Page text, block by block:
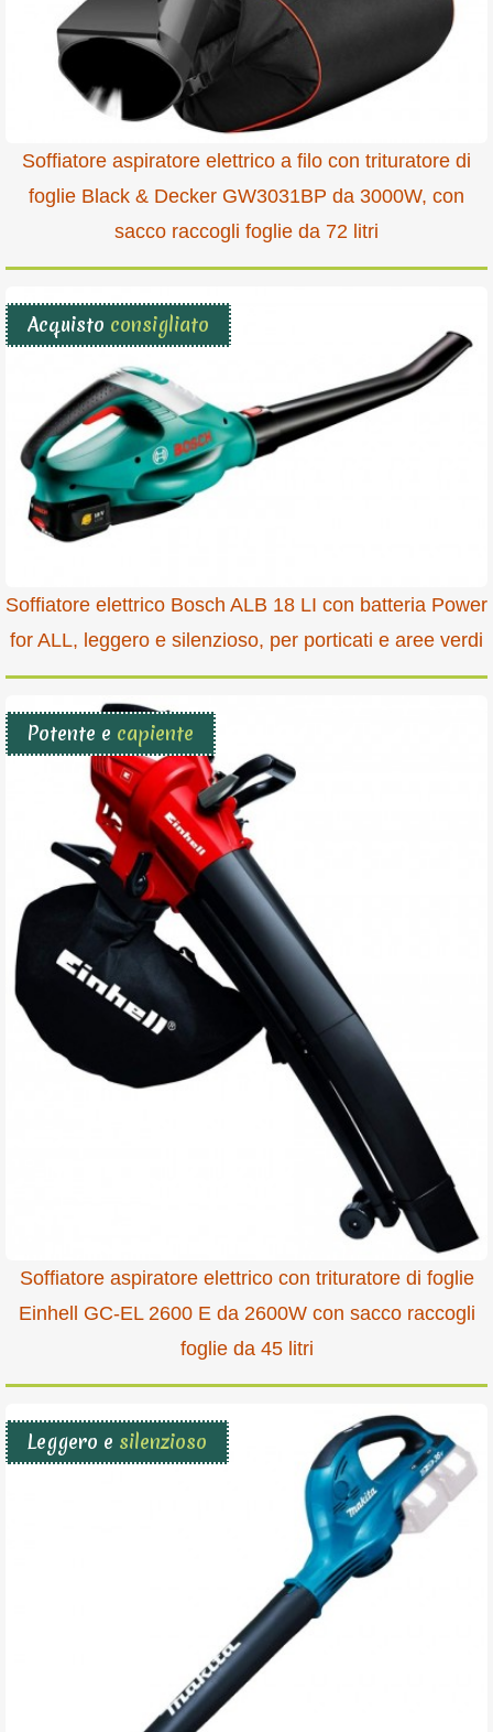
Soffiatore aspiratore elettrico a filo con trituratore di
foglie Black & Decker GW3031BP da 3000W, con
sacco raccogli foglie da 72 litri
Acquisto consigliato
Soffiatore elettrico Bosch ALB 18 LI con batteria Power
for ALL, leggero e silenzioso, per porticati e aree verdi
Potente e capiente
Soffiatore aspiratore elettrico con trituratore di foglie
Einhell GC-EL 2600 E da 2600W con sacco raccogli
foglie da 45 litri
Leggero e silenzioso